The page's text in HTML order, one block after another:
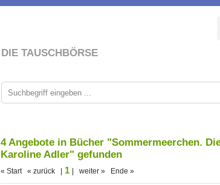
DIE TAUSCHBÖRSE
4 Angebote in Bücher "Sommermeerchen.
Karoline Adler" gefunden
« Start « zurück | 1 | weiter » Ende »